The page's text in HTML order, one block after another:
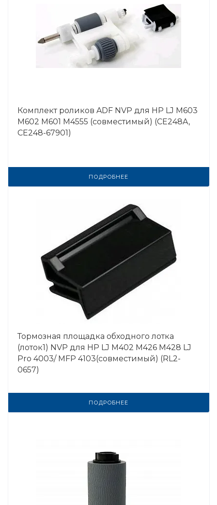
Комплект роликов ADF NVP для HP LJ M603
M602 M601 M4555 (совместимый) (CE248A,
CE248-67901)
ПОДРОБНЕЕ
Тормозная площадка обходного лотка
(лоток1) NVP для HP LJ M402 M426 M428 LJ
Pro 4003/ MFP 4103(совместимый) (RL2-
0657)
ПОДРОБНЕЕ